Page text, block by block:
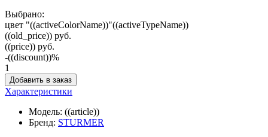
Выбрано:
цвет "((activeColorName))"((activeTypeName))
((old_price)) руб.
((price)) руб.
-((discount))%
1
Добавить в заказ
Характеристики
Модель: ((article))
Бренд: STURMER